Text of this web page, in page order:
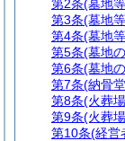
第2条(墓地
第3条(墓地
第4条(墓地
第5条(墓地
第6条(墓地
第7条(納骨
第8条(火葬
第9条(火葬
第10条(経営